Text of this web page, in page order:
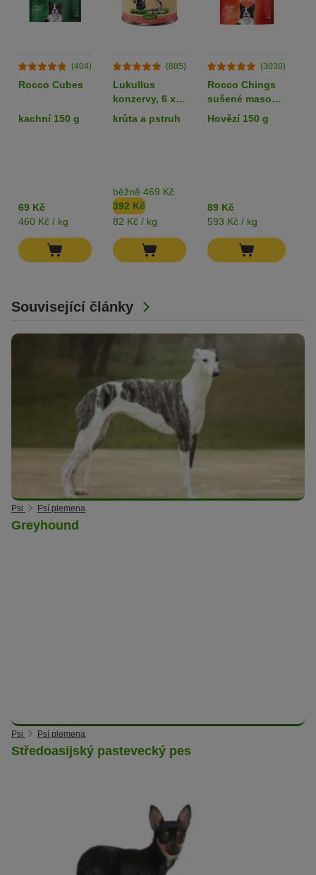
Související články
Psi Psí plemena
Greyhound
Psi Psí plemena
Středoasijský pastevecký pes
(404)
Rocco Cubes
kachní 150 g
69 Kč
460 Kč / kg
(885)
Lukullus
konzervy, 6 x
800 g - 5 + 1
zdarma!
krůta a pstruh
běžně 469 Kč
392 Kč
82 Kč / kg
(3030)
Rocco Chings
sušené maso
pro psy
Hovězí 150 g
89 Kč
593 Kč / kg